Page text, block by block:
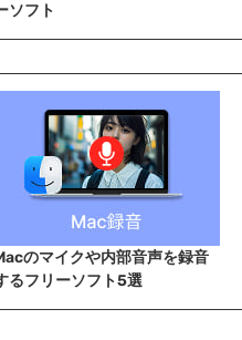
ソフト
のマイクや内部音声を録音
るフリーソフト5選